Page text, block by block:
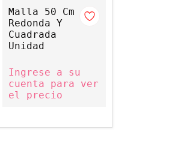
Malla 50 Cm
Redonda Y
Cuadrada
Unidad
Ingrese a su
cuenta para ver
el precio